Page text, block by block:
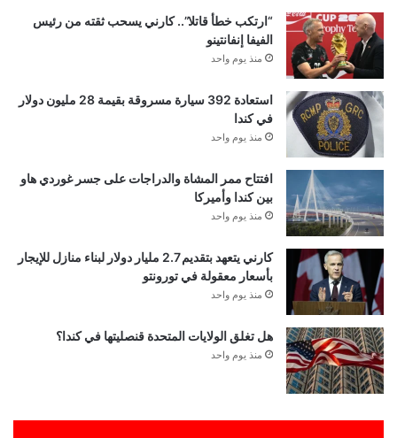
“ارتكب خطأ قاتلا”.. كارني يسحب ثقته من رئيس
الفيفا إنفانتينو
منذ يوم واحد
استعادة 392 سيارة مسروقة بقيمة 28 مليون دولار
في كندا
منذ يوم واحد
افتتاح ممر المشاة والدراجات على جسر غوردي هاو
بين كندا وأميركا
منذ يوم واحد
كارني يتعهد بتقديم 2.7 مليار دولار لبناء منازل للإيجار
بأسعار معقولة في تورونتو
منذ يوم واحد
هل تغلق الولايات المتحدة قنصليتها في كندا؟
منذ يوم واحد